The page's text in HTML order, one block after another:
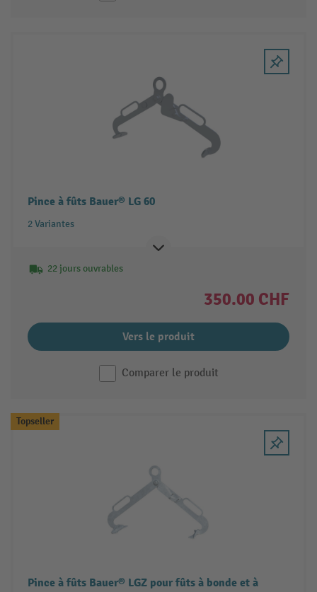
Pince à fûts Bauer® LG 60
2 Variantes
22 jours ouvrables
350.00 CHF
Vers le produit
Comparer le produit
Topseller
Pince à fûts Bauer® LGZ pour fûts à bonde et à